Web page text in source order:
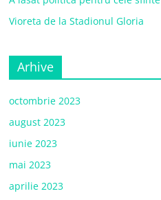
Vioreta de la Stadionul Gloria
Arhive
octombrie 2023
august 2023
iunie 2023
mai 2023
aprilie 2023